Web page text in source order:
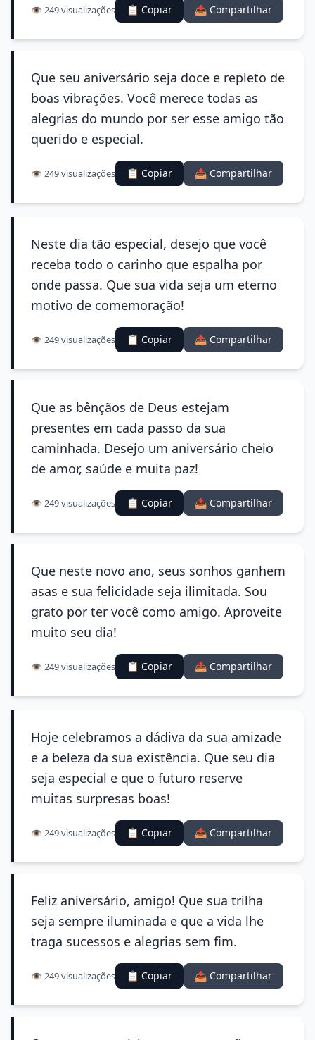
👁️ 249 visualizações 📋 Copiar 📤 Compartilhar
Que seu aniversário seja doce e repleto de
boas vibrações. Você merece todas as
alegrias do mundo por ser esse amigo tão
querido e especial.
👁️ 249 visualizações 📋 Copiar 📤 Compartilhar
Neste dia tão especial, desejo que você
receba todo o carinho que espalha por
onde passa. Que sua vida seja um eterno
motivo de comemoração!
👁️ 249 visualizações 📋 Copiar 📤 Compartilhar
Que as bênçãos de Deus estejam
presentes em cada passo da sua
caminhada. Desejo um aniversário cheio
de amor, saúde e muita paz!
👁️ 249 visualizações 📋 Copiar 📤 Compartilhar
Que neste novo ano, seus sonhos ganhem
asas e sua felicidade seja ilimitada. Sou
grato por ter você como amigo. Aproveite
muito seu dia!
👁️ 249 visualizações 📋 Copiar 📤 Compartilhar
Hoje celebramos a dádiva da sua amizade
e a beleza da sua existência. Que seu dia
seja especial e que o futuro reserve
muitas surpresas boas!
👁️ 249 visualizações 📋 Copiar 📤 Compartilhar
Feliz aniversário, amigo! Que sua trilha
seja sempre iluminada e que a vida lhe
traga sucessos e alegrias sem fim.
👁️ 249 visualizações 📋 Copiar 📤 Compartilhar